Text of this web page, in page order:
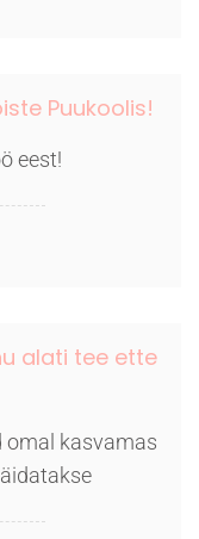
Puukoolis!
eest!
alati tee ette
omal kasvamas